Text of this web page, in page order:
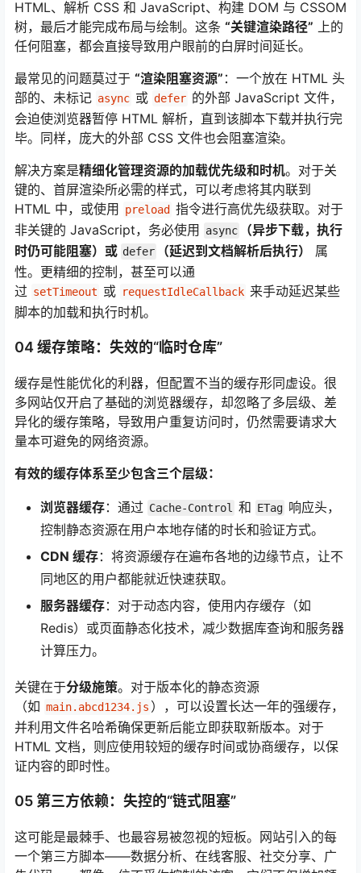
HTML、解析 CSS 和 JavaScript、构建 DOM 与 CSSOM
树，最后才能完成布局与绘制。这条 “关键渲染路径” 上的
任何阻塞，都会直接导致用户眼前的白屏时间延长。
最常见的问题莫过于 “渲染阻塞资源” ：一个放在 HTML 头
部的、未标记 async 或 defer 的外部 JavaScript 文件，
会迫使浏览器暂停 HTML 解析，直到该脚本下载并执行完
毕。同样，庞大的外部 CSS 文件也会阻塞渲染。
解决方案是精细化管理资源的加载优先级和时机。对于关
键的、首屏渲染所必需的样式，可以考虑将其内联到
HTML 中，或使用 preload 指令进行高优先级获取。对于
非关键的 JavaScript，务必使用 async
（异步下载，执行
时仍可能阻塞）或 defer （延迟到文档解析后执行）
属
性。更精细的控制，甚至可以通
过 setTimeout 或 requestIdleCallback 来手动延迟某些
脚本的加载和执行时机。
04 缓存策略：失效的“临时仓库”
缓存是性能优化的利器，但配置不当的缓存形同虚设。很
多网站仅开启了基础的浏览器缓存，却忽略了多层级、差
异化的缓存策略，导致用户重复访问时，仍然需要请求大
量本可避免的网络资源。
有效的缓存体系至少包含三个层级：
浏览器缓存：通过 Cache-Control 和 ETag 响应头，
控制静态资源在用户本地存储的时长和验证方式。
CDN 缓存：将资源缓存在遍布各地的边缘节点，让不
同地区的用户都能就近快速获取。
服务器缓存：对于动态内容，使用内存缓存（如
Redis）或页面静态化技术，减少数据库查询和服务器
计算压力。
关键在于分级施策。对于版本化的静态资源
（如 main.abcd1234.js ），可以设置长达一年的强缓存，
并利用文件名哈希确保更新后能立即获取新版本。对于
HTML 文档，则应使用较短的缓存时间或协商缓存，以保
证内容的即时性。
05 第三方依赖：失控的“链式阻塞”
这可能是最棘手、也最容易被忽视的短板。网站引入的每
一个第三方脚本——数据分析、在线客服、社交分享、广